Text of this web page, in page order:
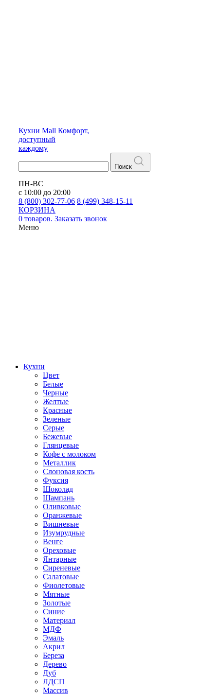
Кухни Mall Комфорт,
доступный
каждому
Поиск
ПН-ВС
с 10:00 до 20:00
8 (800) 302-77-06 8 (499) 348-15-11
КОРЗИНА
0 товаров. Заказать звонок
Меню
Кухни
Цвет
Белые
Черные
Желтые
Красные
Зеленые
Серые
Бежевые
Глянцевые
Кофе с молоком
Металлик
Слоновая кость
Фуксия
Шоколад
Шампань
Оливковые
Оранжевые
Вишневые
Изумрудные
Венге
Ореховые
Янтарные
Сиреневые
Салатовые
Фиолетовые
Мятные
Золотые
Синие
Материал
МДФ
Эмаль
Акрил
Береза
Дерево
Дуб
ЛДСП
Массив